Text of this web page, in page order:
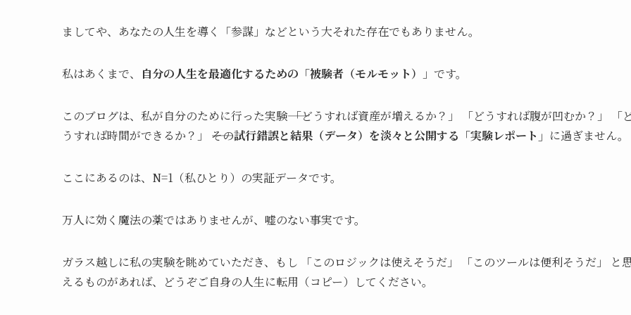
ましてや、あなたの人生を導く「参謀」などという大それた存在でもありません。
私はあくまで、 自分の人生を最適化するための「被験者（モルモット） 」です。
このブログは、私が自分のために行った実験―― 「どうすれば資産が増えるか？」 「どうすれば腹が凹むか？」 「
うすれば時間ができるか？」 ――その試行錯誤と結果（データ）を淡々と公開する「実験レポート」 に過ぎません。
ここにあるのは、N=1（私ひとり）の実証データです。
万人に効く魔法の薬ではありませんが、嘘のない事実です。
ガラス越しに私の実験を眺めていただき、もし 「このロジックは使えそうだ」 「このツールは便利そうだ」 と
えるものがあれば、どうぞご自身の人生に転用（コピー）してください。